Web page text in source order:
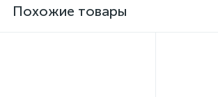
Похожие товары